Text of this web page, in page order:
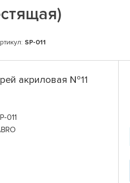
SP-011
акриловая №11
011